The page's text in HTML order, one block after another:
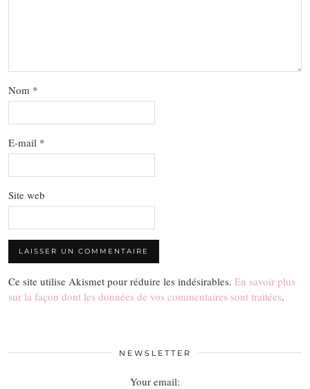
Nom *
E-mail *
Site web
Ce site utilise Akismet pour réduire les indésirables. En savoir plus
sur la façon dont les données de vos commentaires sont traitées.
NEWSLETTER
Your email: